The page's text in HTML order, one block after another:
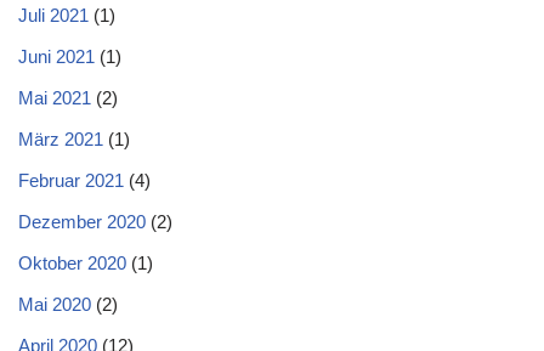
Juli 2021 (1)
Juni 2021 (1)
Mai 2021 (2)
März 2021 (1)
Februar 2021 (4)
Dezember 2020 (2)
Oktober 2020 (1)
Mai 2020 (2)
April 2020 (12)